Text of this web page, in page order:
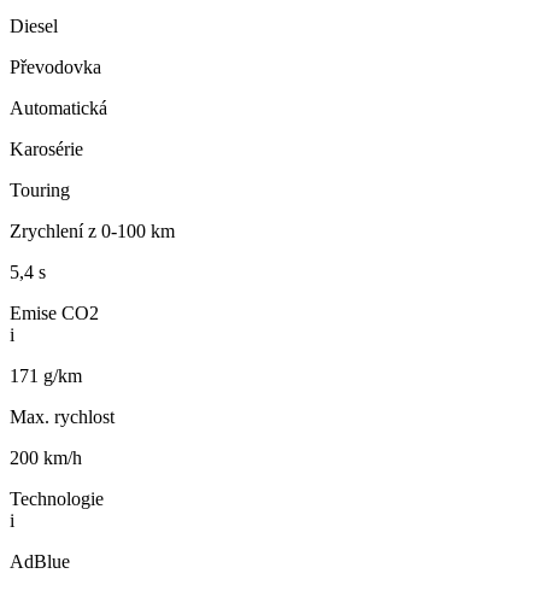
Diesel
Převodovka
Automatická
Karosérie
Touring
Zrychlení z 0-100 km
5,4 s
Emise CO2
i
171 g/km
Max. rychlost
200 km/h
Technologie
i
AdBlue